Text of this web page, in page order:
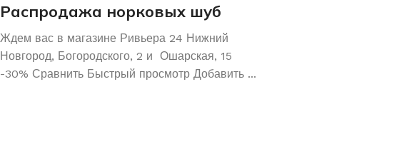
Распродажа норковых шуб
Ждем вас в магазине Ривьера 24 Нижний
Новгород, Богородского, 2 и Ошарская, 15
-30% Сравнить Быстрый просмотр Добавить ...